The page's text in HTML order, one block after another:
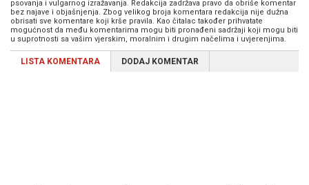
psovanja i vulgarnog izražavanja. Redakcija zadržava pravo da obriše komentar
bez najave i objašnjenja. Zbog velikog broja komentara redakcija nije dužna
obrisati sve komentare koji krše pravila. Kao čitalac također prihvatate
mogućnost da među komentarima mogu biti pronađeni sadržaji koji mogu biti
u suprotnosti sa vašim vjerskim, moralnim i drugim načelima i uvjerenjima.
LISTA KOMENTARA DODAJ KOMENTAR